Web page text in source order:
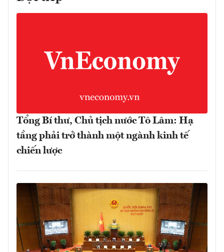
Tổng Bí thư, Chủ tịch nước Tô Lâm: Hạ
tầng phải trở thành một ngành kinh tế
chiến lược